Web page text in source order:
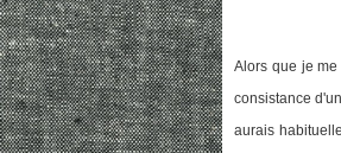
Alors que je
consistance
aurais